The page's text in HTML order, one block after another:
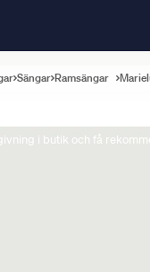
i butik och få
Sängar Ramsängar